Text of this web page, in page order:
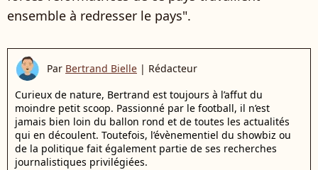
ensemble à redresser le pays".
Par Bertrand Bielle | Rédacteur
Curieux de nature, Bertrand est toujours à l’affut du
moindre petit scoop. Passionné par le football, il n’est
jamais bien loin du ballon rond et de toutes les actualités
qui en découlent. Toutefois, l’évènementiel du showbiz ou
de la politique fait également partie de ses recherches
journalistiques privilégiées.